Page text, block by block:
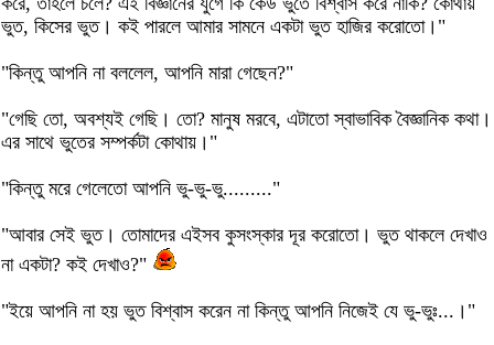
ভুত, কিসের ভুত। কই পারলে আমার সামনে একটা ভুত হাজির করোতো।"
"কিন্তু আপনি না বললেল, আপনি মারা গেছেন?"
"গেছি তো, অবশ্যই গেছি। তো? মানুষ মরবে, এটাতো স্বাভাবিক বৈজ্ঞানিক কথা।
এর সাথে ভুতের সম্পর্কটা কোথায়।"
"কিন্তু মরে গেলেতো আপনি ভু-ভু-ভু........."
"আবার সেই ভুত। তোমাদের এইসব কুসংস্কার দূর করোতো। ভুত থাকলে দেখাও
না একটা? কই দেখাও?"
"ইয়ে আপনি না হয় ভুত বিশ্বাস করেন না কিন্তু আপনি নিজেই যে ভু-ভুঃ...।"